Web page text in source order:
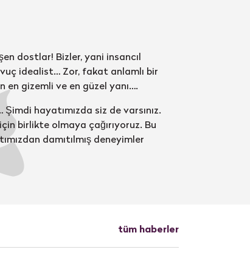
dostlar! Bizler, yani insancıl
idealist… Zor, fakat anlamlı bir
en gizemli ve en güzel yanı….
hayatımızda siz de varsınız.
birlikte olmaya çağırıyoruz. Bu
damıtılmış deneyimler
tüm haberler